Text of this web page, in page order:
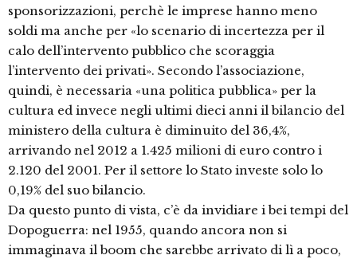
sponsorizzazioni, perchè le imprese hanno meno
soldi ma anche per «lo scenario di incertezza per il
calo dell’intervento pubblico che scoraggia
l’intervento dei privati». Secondo l’associazione,
quindi, è necessaria «una politica pubblica» per la
cultura ed invece negli ultimi dieci anni il bilancio del
ministero della cultura è diminuito del 36,4%,
arrivando nel 2012 a 1.425 milioni di euro contro i
2.120 del 2001. Per il settore lo Stato investe solo lo
0,19% del suo bilancio.
Da questo punto di vista, c’è da invidiare i bei tempi del
Dopoguerra: nel 1955, quando ancora non si
immaginava il boom che sarebbe arrivato di lì a poco,